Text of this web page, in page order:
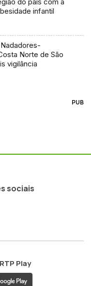
infantil
Norte de São
vigilância
PUB
sociais
RTP Play